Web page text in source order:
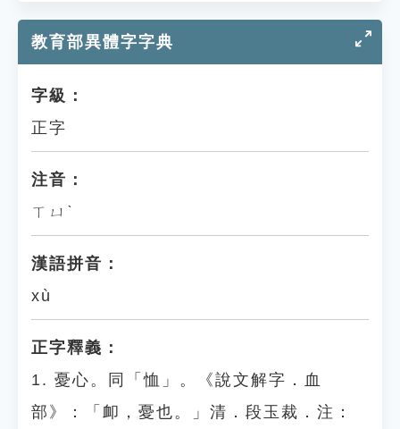
教育部異體字字典
字級：
正字
注音：
ㄒㄩˋ
漢語拼音：
xù
正字釋義：
1. 憂心。同「恤」。《說文解字．血
部》：「卹，憂也。」清．段玉裁．注：